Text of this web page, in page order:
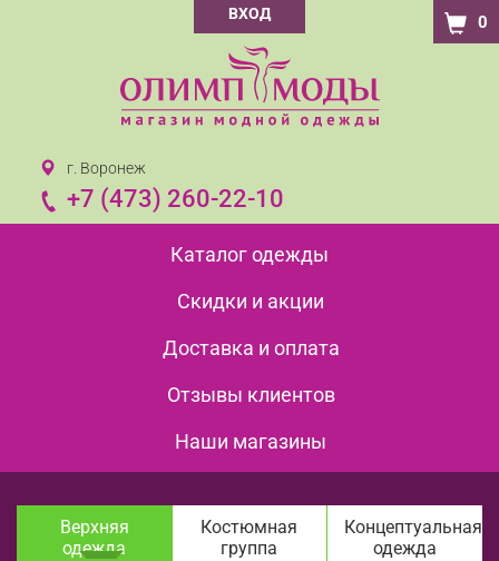
ВХОД 0
г. Воронеж
+7 (473) 260-22-10
Каталог одежды
Скидки и акции
Доставка и оплата
Отзывы клиентов
Наши магазины
Верхняя
одежда
Костюмная
группа
Концептуальная
одежда